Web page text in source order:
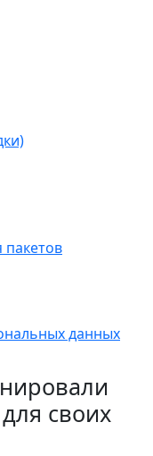
пакетов
данных
своих